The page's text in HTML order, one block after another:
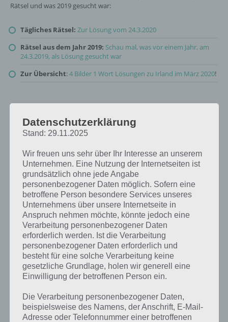
Rätsel und was 2019 gesucht war:
Tägliches Rätsel: Zur Lösung vom 24.3.2020
Rätsel aus dem Jahr 2019: Schau mal, was vor einem Jahr, am
24.3.2019, als Lösung gesucht war
Zur Übersicht:4 Bilder 1 Wort Lösungen zu Irland im März 2020!
Datenschutzerklärung
Stand: 29.11.2025
Wir freuen uns sehr über Ihr Interesse an unserem
Unternehmen. Eine Nutzung der Internetseiten ist
grundsätzlich ohne jede Angabe
personenbezogener Daten möglich. Sofern eine
betroffene Person besondere Services unseres
Unternehmens über unsere Internetseite in
Anspruch nehmen möchte, könnte jedoch eine
Verarbeitung personenbezogener Daten
erforderlich werden. Ist die Verarbeitung
personenbezogener Daten erforderlich und
besteht für eine solche Verarbeitung keine
gesetzliche Grundlage, holen wir generell eine
Einwilligung der betroffenen Person ein.
Die Verarbeitung personenbezogener Daten,
beispielsweise des Namens, der Anschrift, E-Mail-
Adresse oder Telefonnummer einer betroffenen